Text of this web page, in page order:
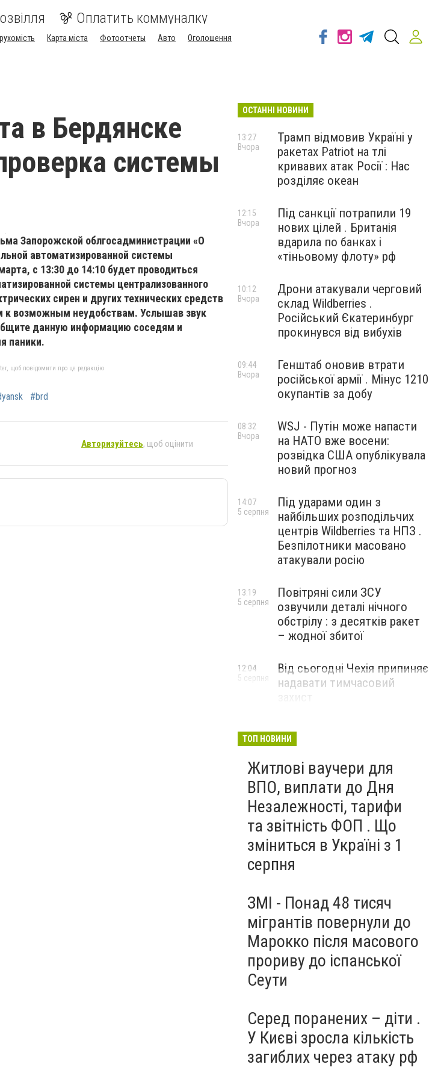
Оплатить коммуналку
Карта міста Фотоотчеты Авто
Оголошення
в Бердянске
системы
Запорожской облгосадминистрации «О
автоматизированной системы
с 13:30 до 14:10 будет проводиться
системы централизованного
сирен и других технических средств
к возможным неудобствам. Услышав звук
данную информацию соседям и
паники.
щоб повідомити про це редакцію
#brd
Авторизуйтесь, щоб оцінити
ОСТАННІ НОВИНИ
Трамп відмовив Україні у
ракетах Patriot на тлі
кривавих атак Росії : Нас
розділяє океан
13:27
Вчора
Під санкції потрапили 19
нових цілей . Британія
вдарила по банках і
«тіньовому флоту» рф
12:15
Вчора
Дрони атакували черговий
склад Wildberries .
Російський Єкатеринбург
прокинувся від вибухів
10:12
Вчора
Генштаб оновив втрати
російської армії . Мінус 1210
окупантів за добу
09:44
Вчора
WSJ - Путін може напасти
на НАТО вже восени:
розвідка США опублікувала
новий прогноз
08:32
Вчора
Під ударами один з
найбільших розподільчих
центрів Wildberries та НПЗ .
Безпілотники масовано
атакували росію
14:07
5 серпня
Повітряні сили ЗСУ
озвучили деталі нічного
обстрілу : з десятків ракет
– жодної збитої
13:19
5 серпня
Від сьогодні Чехія припиняє
надавати тимчасовий
12:04
5 серпня
ТОП НОВИНИ
Житлові ваучери для
ВПО, виплати до Дня
Незалежності, тарифи
та звітність ФОП . Що
зміниться в Україні з 1
серпня
ЗМІ - Понад 48 тисяч
мігрантів повернули до
Марокко після масового
прориву до іспанської
Сеути
Серед поранених – діти .
У Києві зросла кількість
загиблих через атаку рф